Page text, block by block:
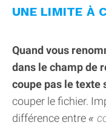
UNE LIMITE À
Quand vous
dans le champ de
coupe pas le texte
couper le fichier.
différence entre